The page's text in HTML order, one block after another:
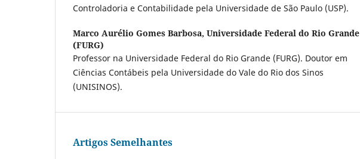
Controladoria e Contabilidade pela Universidade de São Paulo (USP).
Marco Aurélio Gomes Barbosa, Universidade Federal do Rio Grande
(FURG)
Professor na Universidade Federal do Rio Grande (FURG). Doutor em
Ciências Contábeis pela Universidade do Vale do Rio dos Sinos
(UNISINOS).
Artigos Semelhantes